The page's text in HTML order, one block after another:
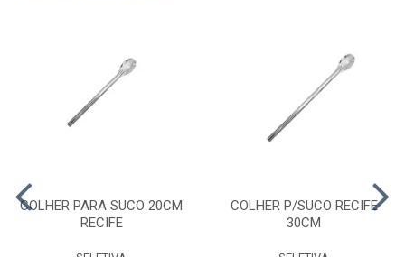
COLHER PARA SUCO 20CM
RECIFE
COLHER P/SUCO RECIFE
30CM